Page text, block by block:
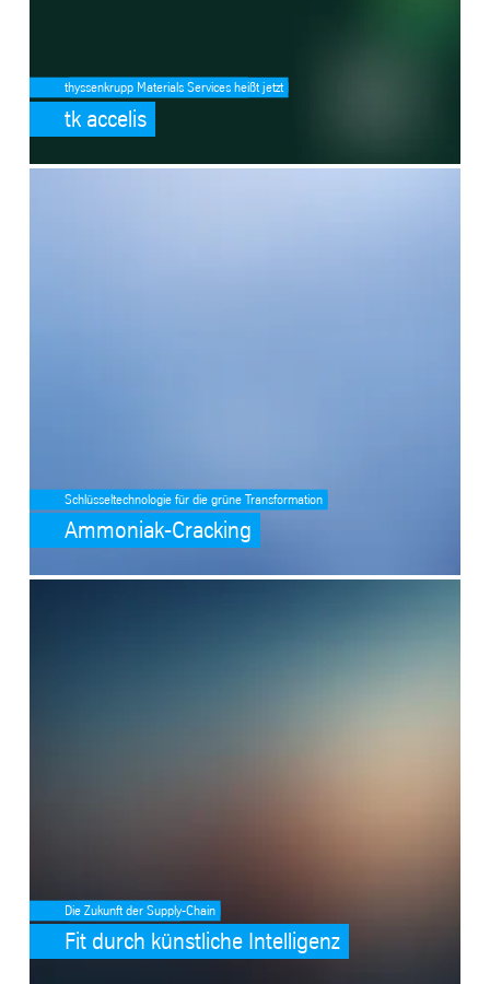
thyssenkrupp Materials Services heißt jetzt
tk accelis
Schlüsseltechnologie für die grüne Transformation
Ammoniak-Cracking
Die Zukunft der Supply-Chain
Fit durch künstliche Intelligenz